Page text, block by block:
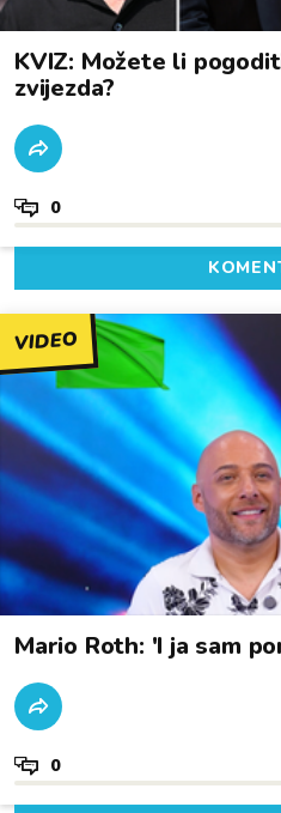
KVIZ: Možete li
zvijezda?
0
VIDEO
Mario Roth: 'I ja sam
0